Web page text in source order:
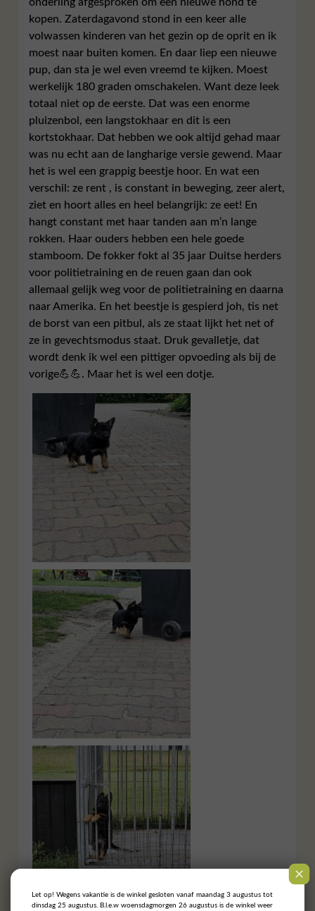
kopen. Zaterdagavond stond in een keer alle
volwassen kinderen van het gezin op de oprit en ik
moest naar buiten komen. En daar liep een nieuwe
pup, dan sta je wel even vreemd te kijken. Moest
werkelijk 180 graden omschakelen. Want deze leek
totaal niet op de eerste. Dat was een enorme
pluizenbol, een langstokhaar en dit is een
kortstokhaar. Dat hebben we ook altijd gehad maar
was nu echt aan de langharige versie gewend. Maar
het is wel een grappig beestje hoor. En wat een
verschil: ze rent , is constant in beweging, zeer alert,
ziet en hoort alles en heel belangrijk: ze eet! En
hangt constant met haar tanden aan m’n lange
rokken. Haar ouders hebben een hele goede
stamboom. De fokker fokt al 35 jaar Duitse herders
voor politietraining en de reuen gaan dan ook
allemaal gelijk weg voor de politietraining en daarna
naar Amerika. En het beestje is gespierd joh, tis net
de borst van een pitbul, als ze staat lijkt het net of
ze in gevechtsmodus staat. Druk gevalletje, dat
wordt denk ik wel een pittiger opvoeding als bij de
vorige💪💪. Maar het is wel een dotje.
Let op! Wegens vakantie is de winkel gesloten vanaf maandag 3 augustus tot
dinsdag 25 augustus. B.l.e.w woensdagmorgen 26 augustus is de winkel weer